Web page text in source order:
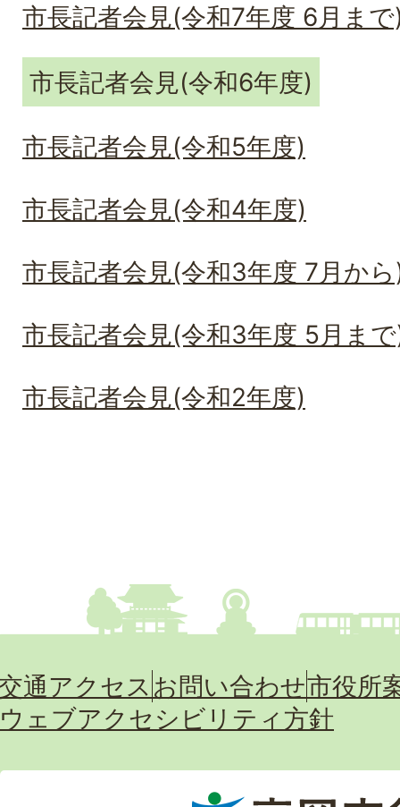
市長記者会見(令和7年度 6月ま
市長記者会見(令和6年度)
市長記者会見(令和5年度)
市長記者会見(令和4年度)
市長記者会見(令和3年度 7月か
市長記者会見(令和3年度 5月ま
市長記者会見(令和2年度)
通アクセス お問い合わせ市役所
ウェブアクセシビリティ方針